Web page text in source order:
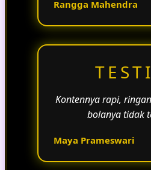
Rangga Mahendra
Kontennya rapi,
bolanya tidak
Maya Prameswari